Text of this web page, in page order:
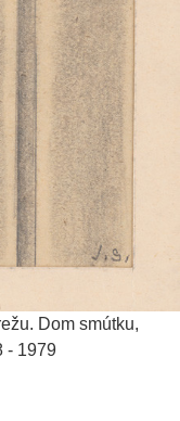
Dom smútku,
- 1979